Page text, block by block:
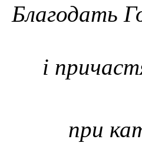
Благодать
і
при